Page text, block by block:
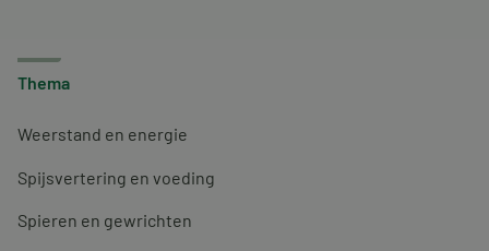
Thema
Weerstand en energie
Spijsvertering en voeding
Spieren en gewrichten